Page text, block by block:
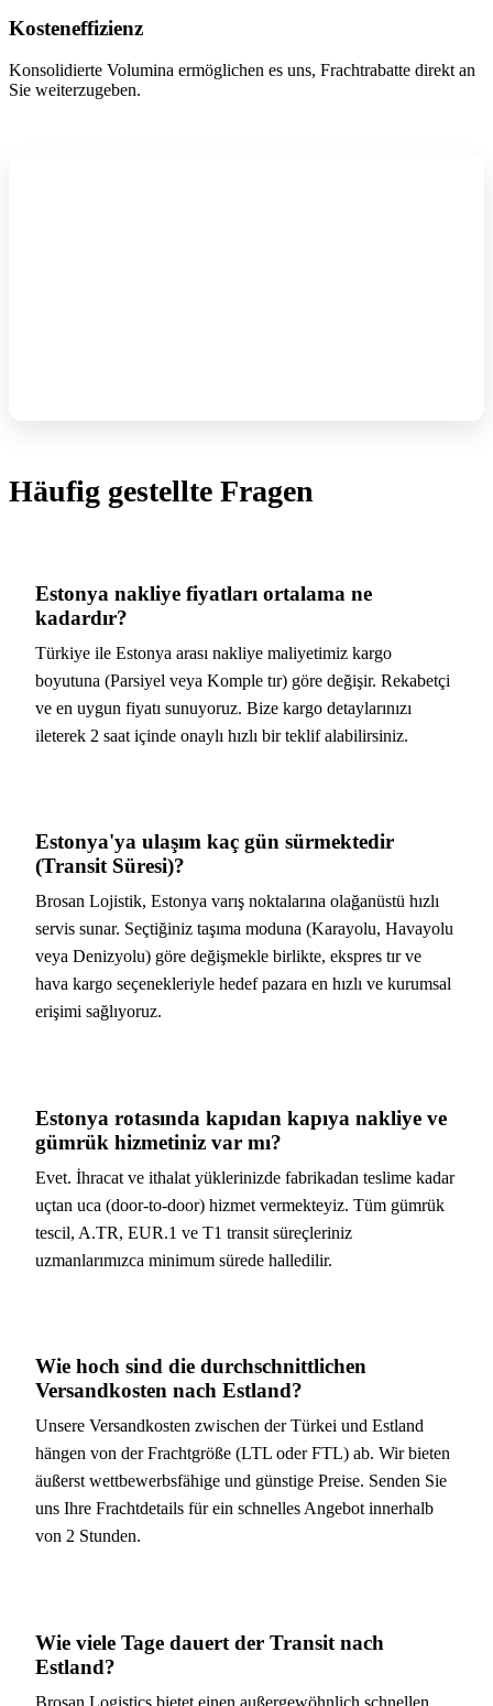
Kosteneffizienz
Konsolidierte Volumina ermöglichen es uns, Frachtrabatte direkt an
Sie weiterzugeben.
Häufig gestellte Fragen
Estonya nakliye fiyatları ortalama ne
kadardır?
Türkiye ile Estonya arası nakliye maliyetimiz kargo
boyutuna (Parsiyel veya Komple tır) göre değişir. Rekabetçi
ve en uygun fiyatı sunuyoruz. Bize kargo detaylarınızı
ileterek 2 saat içinde onaylı hızlı bir teklif alabilirsiniz.
Estonya'ya ulaşım kaç gün sürmektedir
(Transit Süresi)?
Brosan Lojistik, Estonya varış noktalarına olağanüstü hızlı
servis sunar. Seçtiğiniz taşıma moduna (Karayolu, Havayolu
veya Denizyolu) göre değişmekle birlikte, ekspres tır ve
hava kargo seçenekleriyle hedef pazara en hızlı ve kurumsal
erişimi sağlıyoruz.
Estonya rotasında kapıdan kapıya nakliye ve
gümrük hizmetiniz var mı?
Evet. İhracat ve ithalat yüklerinizde fabrikadan teslime kadar
uçtan uca (door-to-door) hizmet vermekteyiz. Tüm gümrük
tescil, A.TR, EUR.1 ve T1 transit süreçleriniz
uzmanlarımızca minimum sürede halledilir.
Wie hoch sind die durchschnittlichen
Versandkosten nach Estland?
Unsere Versandkosten zwischen der Türkei und Estland
hängen von der Frachtgröße (LTL oder FTL) ab. Wir bieten
äußerst wettbewerbsfähige und günstige Preise. Senden Sie
uns Ihre Frachtdetails für ein schnelles Angebot innerhalb
von 2 Stunden.
Wie viele Tage dauert der Transit nach
Estland?
Brosan Logistics bietet einen außergewöhnlich schnellen